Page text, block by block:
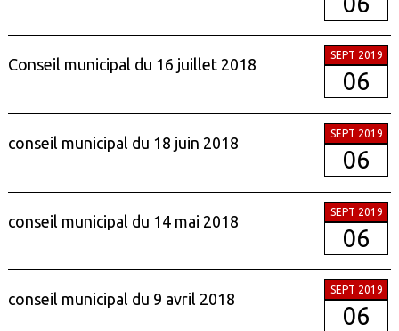
Conseil municipal du 16 juillet 2018
SEPT 2019
06
conseil municipal du 18 juin 2018
SEPT 2019
06
conseil municipal du 14 mai 2018
SEPT 2019
06
conseil municipal du 9 avril 2018
SEPT 2019
06